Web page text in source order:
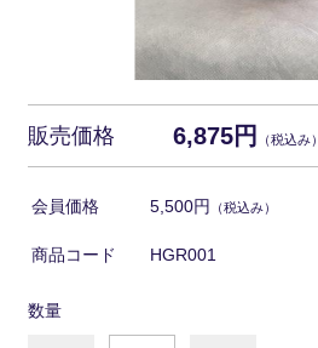
販売価格 6,875円 （税込み）
会員価格 5,500円 （税込み）
商品コード HGR001
数量